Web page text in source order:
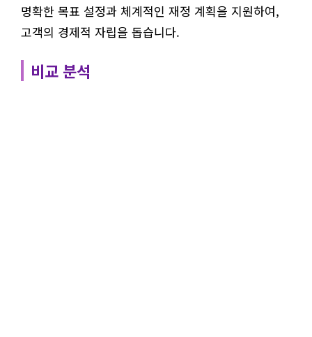
명확한 목표 설정과 체계적인 재정 계획을 지원하여,
고객의 경제적 자립을 돕습니다.
비교 분석